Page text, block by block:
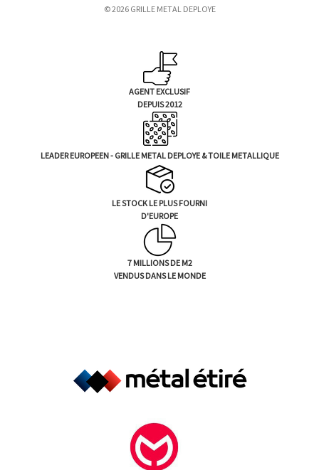
© 2026 GRILLE METAL DEPLOYE
AGENT EXCLUSIF
DEPUIS 2012
LEADER EUROPEEN - GRILLE METAL DEPLOYE & TOILE METALLIQUE
LE STOCK LE PLUS FOURNI
D'EUROPE
7 MILLIONS DE M2
VENDUS DANS LE MONDE